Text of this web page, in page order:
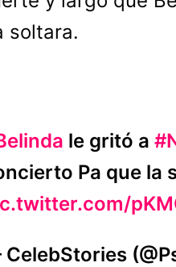
soltara.
le gritó a
Pa que la